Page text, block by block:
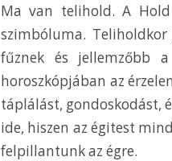
Ma van telihold. A
szimbóluma.
fűznek és jellemzőbb
horoszkópjában az
táplálást, gondoskodást,
ide, hiszen az égitest
felpillantunk az égre.